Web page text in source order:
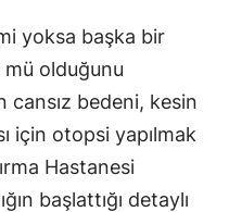
yoksa başka bir
mü olduğunu
cansız bedeni, kesin
için otopsi yapılmak
Hastanesi
başlattığı detaylı